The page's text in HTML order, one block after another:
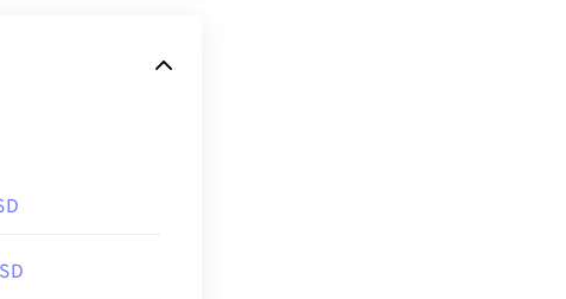
지하면서 이미지
의 한 가지 단점
. Adobe 제품의